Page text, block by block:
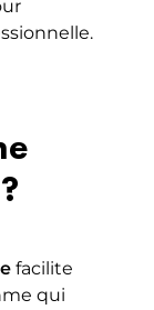
facilite
qui